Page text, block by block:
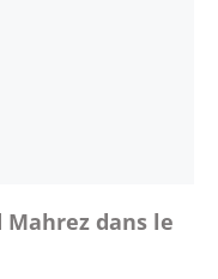
Mahrez dans le